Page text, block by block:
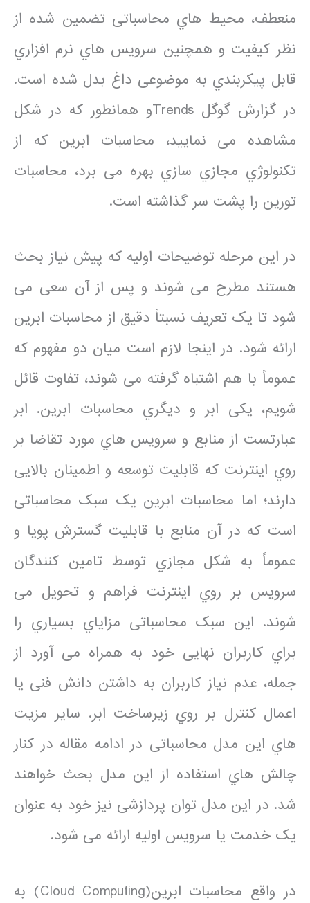
منعطف، محیط هاي محاسباتی تضمین شده از
نظر کیفیت و همچنین سرویس هاي نرم افزاري
قابل پیکربندي به موضوعی داغ بدل شده است.
در گزارش گوگل Trendsو همانطور که در شکل
مشاهده می نمایید، محاسبات ابرین که از
تکنولوژي مجازي سازي بهره می برد، محاسبات
تورین را پشت سر گذاشته است.
در این مرحله توضیحات اولیه که پیش نیاز بحث
هستند مطرح می شوند و پس از آن سعی می
شود تا یک تعریف نسبتاً دقیق از محاسبات ابرین
ارائه شود. در اینجا لازم است میان دو مفهوم که
عموماً با هم اشتباه گرفته می شوند، تفاوت قائل
شویم، یکی ابر و دیگري محاسبات ابرین. ابر
عبارتست از منابع و سرویس هاي مورد تقاضا بر
روي اینترنت که قابلیت توسعه و اطمینان بالایی
دارند؛ اما محاسبات ابرین یک سبک محاسباتی
است که در آن منابع با قابلیت گسترش پویا و
عموماً به شکل مجازي توسط تامین کنندگان
سرویس بر روي اینترنت فراهم و تحویل می
شوند. این سبک محاسباتی مزایاي بسیاري را
براي کاربران نهایی خود به همراه می آورد از
جمله، عدم نیاز کاربران به داشتن دانش فنی یا
اعمال کنترل بر روي زیرساخت ابر. سایر مزیت
هاي این مدل محاسباتی در ادامه مقاله در کنار
چالش هاي استفاده از این مدل بحث خواهند
شد. در این مدل توان پردازشی نیز خود به عنوان
یک خدمت یا سرویس اولیه ارائه می شود.
در واقع محاسبات ابرین(Cloud Computing) به